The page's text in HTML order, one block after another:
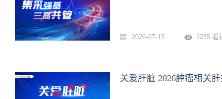
2026-07-15 2235 看
关爱肝脏 2026肿瘤相关